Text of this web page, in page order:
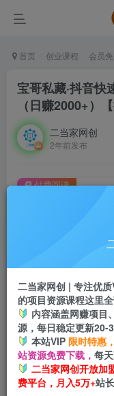
首页 创业课程 会员
宝哥私藏·抖音快
（日赚2000+）
二当家网创
2年前发布
此内容为付费阅读，
付费阅读
二当家网创 | 专注优
的项目资源课程这里
内容涵盖网赚项目
源，每日稳定更新20-
本站VIP 限时特惠，
站资源免费下载， 每
二当家网创开放加
费平台，月入5万+站